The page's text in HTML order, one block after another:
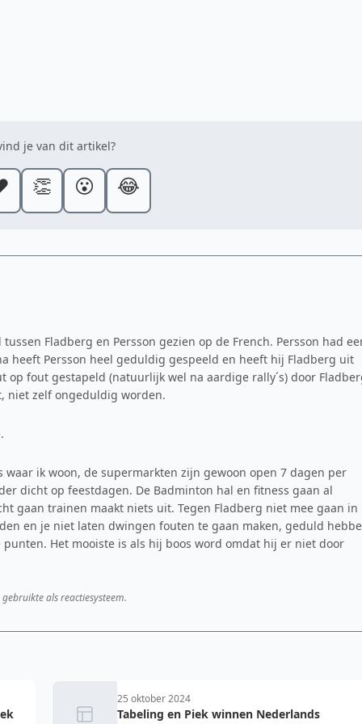
je van dit artikel?
👏 😮 😂
Fladberg en Persson gezien op de French. Persson had
heeft Persson heel geduldig gespeeld en heeft hij Fladberg uit
op fout gestapeld (natuurlijk wel na aardige rally´s) door
niet zelf ongeduldig worden.
ik woon, de supermarkten zijn gewoon open 7 dagen per
dicht op feestdagen. De Badminton hal en fitness gaan al
gaan trainen maakt niets uit. Tegen Fladberg niet mee gaan in
en je niet laten dwingen fouten te gaan maken, geduld
Het mooiste is als hij boos word omdat hij er niet door
als reactiesysteem.
25 oktober 2024
Tabeling en Piek winnen Nederlands